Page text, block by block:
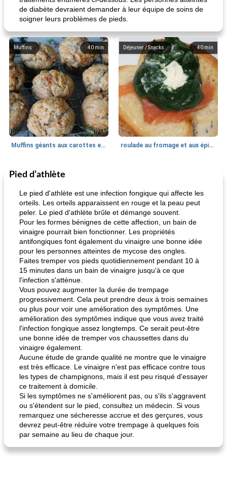
de diabète devraient demander à leur équipe de soins de
soigner leurs problèmes de pieds.
40 min
Muffins
Muffins géants aux carottes et à la banane de Nif
40 min
Déjeuner / Snacks
roulade au fromage et aux épinards
Marques de confiance: recettes et
fiesta tostadas le méga's jopp joes
Pied d’athlète
Le pied d'athlète est une infection fongique qui affecte les
orteils. Les orteils apparaissent en rouge et la peau peut
peler. Le pied d'athlète brûle et démange souvent.
Pour les formes bénignes de cette affection, un bain de
vinaigre pourrait bien fonctionner. Les propriétés
antifongiques font également du vinaigre une bonne idée
pour les personnes atteintes de mycose des ongles.
Faites tremper vos pieds quotidiennement pendant 10 à
15 minutes dans un bain de vinaigre jusqu'à ce que
l'infection s'atténue.
Vous pouvez augmenter la durée de trempage
progressivement. Cela peut prendre deux à trois semaines
ou plus pour voir une amélioration des symptômes. Une
amélioration des symptômes indique que vous avez traité
l'infection fongique assez longtemps. Ce serait peut-être
une bonne idée de tremper vos chaussettes dans du
vinaigre également.
Aucune étude de grande qualité ne montre que le vinaigre
est très efficace. Le vinaigre n'est pas efficace contre tous
les types de champignons, mais il est peu risqué d'essayer
ce traitement à domicile.
Si les symptômes ne s'améliorent pas, ou s'ils s'aggravent
ou s'étendent sur le pied, consultez un médecin. Si vous
remarquez une sécheresse accrue et des gerçures, vous
devrez peut-être réduire votre trempage à quelques fois
par semaine au lieu de chaque jour.